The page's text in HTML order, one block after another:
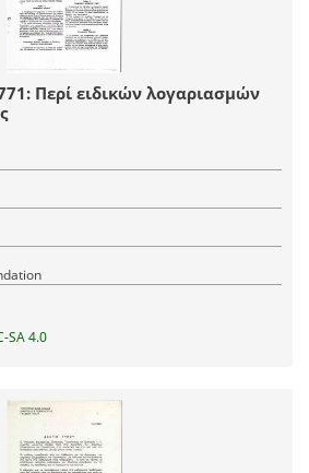
Περί ειδικών λογαριασμών
SA 4.0